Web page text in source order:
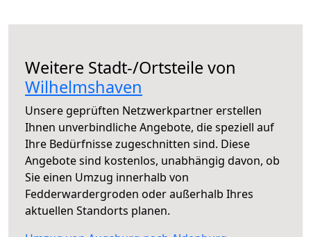
Weitere Stadt-/Ortsteile von
Wilhelmshaven
Unsere geprüften Netzwerkpartner erstellen
Ihnen unverbindliche Angebote, die speziell auf
Ihre Bedürfnisse zugeschnitten sind. Diese
Angebote sind kostenlos, unabhängig davon, ob
Sie einen Umzug innerhalb von
Fedderwardergroden oder außerhalb Ihres
aktuellen Standorts planen.